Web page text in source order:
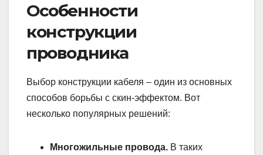
Особенности
конструкции
проводника
Выбор конструкции кабеля – один из основных
способов борьбы с скин-эффектом. Вот
несколько популярных решений:
Многожильные провода. В таких